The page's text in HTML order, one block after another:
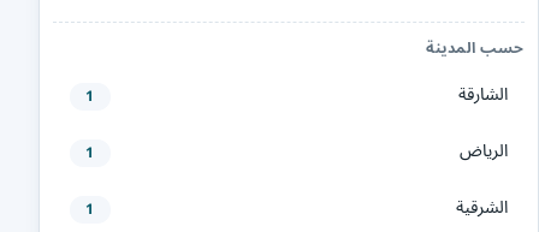
حسب المدينة
الشارقة 1
الرياض 1
الشرقية 1